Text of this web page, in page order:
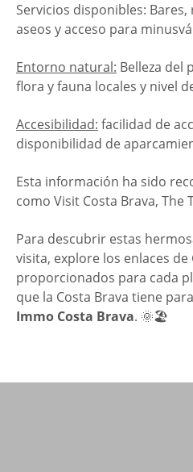
Servicios disponibles:
aseos y acceso para
Entorno natural: Belleza del
flora y fauna locales y nivel
Accesibilidad: facilidad de
disponibilidad de
Esta información ha sido
como Visit Costa Brava, The
Para descubrir estas
visita, explore los enlaces de
proporcionados para cada
que la Costa Brava tiene
Immo Costa Brava. 🌞🏖️